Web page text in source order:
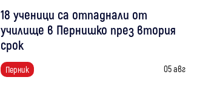
18 ученици са отпаднали от
училище в Пернишко през втория
срок
Перник 05 авг